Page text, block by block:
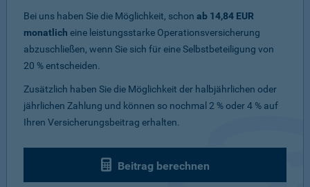
Bei uns haben Sie die Möglichkeit, schon ab 14,84 EUR
monatlich eine leistungsstarke Operationsversicherung
abzuschließen, wenn Sie sich für eine Selbstbeteiligung von
20 % entscheiden.
Zusätzlich haben Sie die Möglichkeit der halbjährlichen oder
jährlichen Zahlung und können so nochmal 2 % oder 4 % auf
Ihren Versicherungsbeitrag erhalten.
Beitrag berechnen